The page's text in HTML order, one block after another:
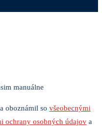
manuálne
oboznámil so všeobecnými
ochrany osobných údajov a